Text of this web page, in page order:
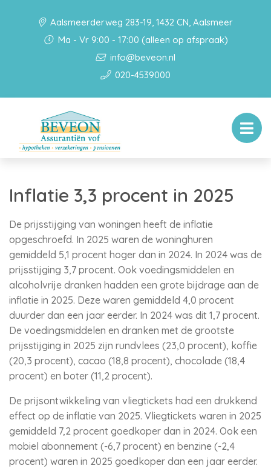
Aalsmeerderweg 283-19, 1432 CN, Aalsmeer
Ma - Vr 9:00 - 17:00 (alleen op afspraak)
info@beveon.nl
020-4539000
Inflatie 3,3 procent in 2025
De prijsstijging van woningen heeft de inflatie
opgeschroefd. In 2025 waren de woninghuren
gemiddeld 5,1 procent hoger dan in 2024. In 2024 was de
prijsstijging 3,7 procent. Ook voedingsmiddelen en
alcoholvrije dranken hadden een grote bijdrage aan de
inflatie in 2025. Deze waren gemiddeld 4,0 procent
duurder dan een jaar eerder. In 2024 was dit 1,7 procent.
De voedingsmiddelen en dranken met de grootste
prijsstijging in 2025 zijn rundvlees (23,0 procent), koffie
(20,3 procent), cacao (18,8 procent), chocolade (18,4
procent) en boter (11,2 procent).
De prijsontwikkeling van vliegtickets had een drukkend
effect op de inflatie van 2025. Vliegtickets waren in 2025
gemiddeld 7,2 procent goedkoper dan in 2024. Ook een
mobiel abonnement (-6,7 procent) en benzine (-2,4
procent) waren in 2025 goedkoper dan een jaar eerder.